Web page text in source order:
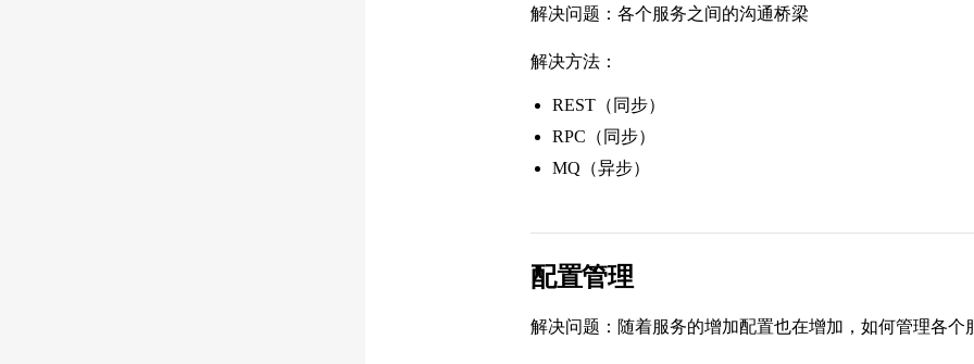
解决问题：各个服务之间的沟通桥梁
解决方法：
REST（同步）
RPC（同步）
MQ（异步）
配置管理
解决问题：随着服务的增加配置也在增加，如何管理各个